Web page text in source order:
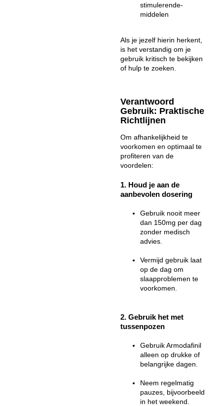
stimulerende-
middelen
Als je jezelf hierin herkent,
is het verstandig om je
gebruik kritisch te bekijken
of hulp te zoeken.
Verantwoord
Gebruik: Praktische
Richtlijnen
Om afhankelijkheid te
voorkomen en optimaal te
profiteren van de
voordelen:
1. Houd je aan de
aanbevolen dosering
Gebruik nooit meer
dan 150mg per dag
zonder medisch
advies.
Vermijd gebruik laat
op de dag om
slaapproblemen te
voorkomen.
2. Gebruik het met
tussenpozen
Gebruik Armodafinil
alleen op drukke of
belangrijke dagen.
Neem regelmatig
pauzes, bijvoorbeeld
in het weekend.